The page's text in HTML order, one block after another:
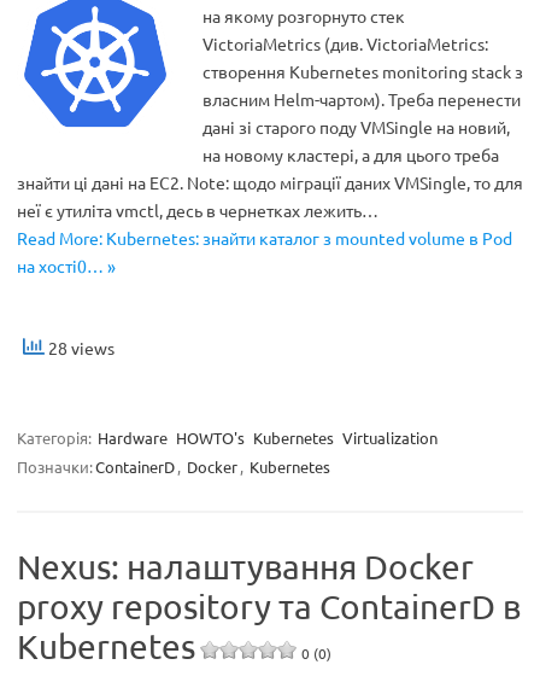
на якому розгорнуто стек
VictoriaMetrics (див. VictoriaMetrics:
створення Kubernetes monitoring stack з
власним Helm-чартом). Треба перенести
дані зі старого поду VMSingle на новий,
на новому кластері, а для цього треба
знайти ці дані на EC2. Note: щодо міграції даних VMSingle, то для
неї є утиліта vmctl, десь в чернетках лежить…
Read More: Kubernetes: знайти каталог з mounted volume в Pod
на хості0… »
28 views
Категорія: Hardware HOWTO's Kubernetes Virtualization
Позначки:ContainerD, Docker, Kubernetes
Nexus: налаштування Docker
proxy repository та ContainerD в
Kubernetes
0 (0)